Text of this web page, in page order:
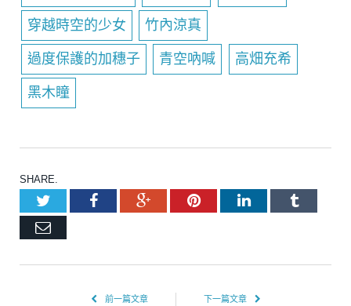
穿越時空的少女 竹內涼真
過度保護的加穗子 青空吶喊 高畑充希
黑木瞳
SHARE.
TwitterFacebookGoogle+PinterestLinkedInTumblr
Email
前一篇文章 下一篇文章